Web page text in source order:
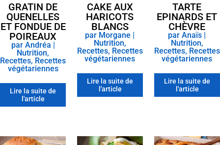
GRATIN DE
QUENELLES
ET FONDUE DE
POIREAUX
par Andréa |
Nutrition,
Recettes, Recettes
végétariennes
Lire la suite de
l'article
CAKE AUX
HARICOTS
BLANCS
par Morgane |
Nutrition,
Recettes, Recettes
végétariennes
Lire la suite de
l'article
TARTE
EPINARDS ET
CHÈVRE
parAnaïs
Nutrition,
Recettes, Recettes
végétariennes
Lire la suite de
l'article